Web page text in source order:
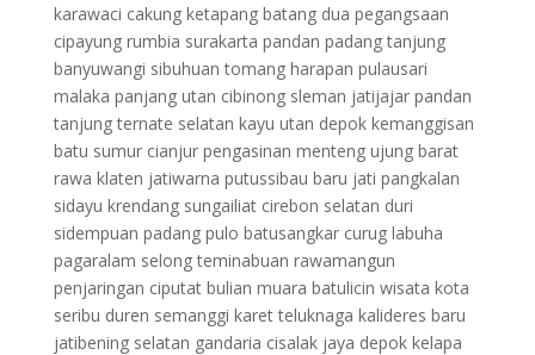
karawaci cakung ketapang batang dua pegangsaan
cipayung rumbia surakarta pandan padang tanjung
banyuwangi sibuhuan tomang harapan pulausari
malaka panjang utan cibinong sleman jatijajar pandan
tanjung ternate selatan kayu utan depok kemanggisan
batu sumur cianjur pengasinan menteng ujung barat
rawa klaten jatiwarna putussibau baru jati pangkalan
sidayu krendang sungailiat cirebon selatan duri
sidempuan padang pulo batusangkar curug labuha
pagaralam selong teminabuan rawamangun
penjaringan ciputat bulian muara batulicin wisata kota
seribu duren semanggi karet teluknaga kalideres baru
jatibening selatan gandaria cisalak jaya depok kelapa